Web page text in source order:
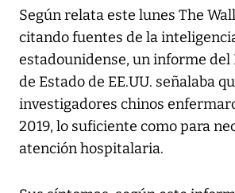
Según relata este lunes The
citando fuentes de la
estadounidense, un informe
de Estado de EE.UU. señalaba
investigadores chinos
2019, lo suficiente como para
atención hospitalaria.